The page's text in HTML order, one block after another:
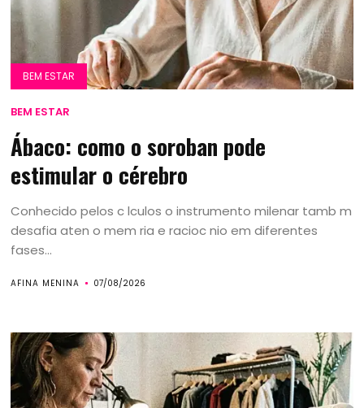
BEM ESTAR
BEM ESTAR
Ábaco: como o soroban pode
estimular o cérebro
Conhecido pelos c lculos o instrumento milenar tamb m
desafia aten o mem ria e racioc nio em diferentes
fases...
AFINA MENINA 07/08/2026